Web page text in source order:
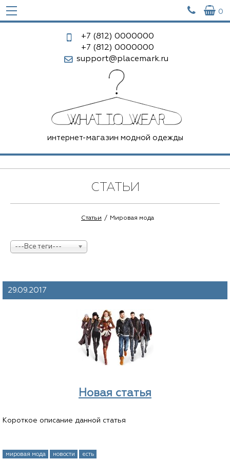
  0
+7 (812) 0000000
+7 (812) 0000000
support@placemark.ru
интернет-магазин модной одежды
СТАТЬИ
Статьи Мировая мода
---Все теги---
29.09.2017
Новая статья
Короткое описание данной статья
мировая мода новости есть